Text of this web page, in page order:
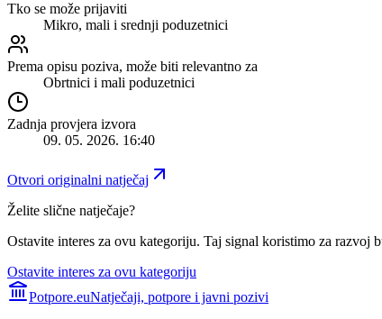
Tko se može prijaviti
Mikro, mali i srednji poduzetnici
Prema opisu poziva, može biti relevantno za
Obrtnici i mali poduzetnici
Zadnja provjera izvora
09. 05. 2026. 16:40
Otvori originalni natječaj
Želite slične natječaje?
Ostavite interes za ovu kategoriju. Taj signal koristimo za razvoj
Ostavite interes za ovu kategoriju
Potpore.euNatječaji, potpore i javni pozivi